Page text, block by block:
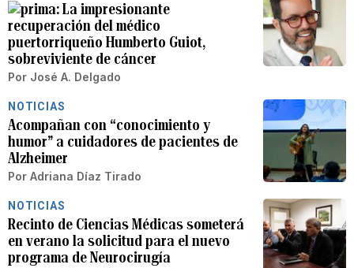
La impresionante
recuperación del médico
puertorriqueño Humberto Guiot,
sobreviviente de cáncer
Por José A. Delgado
NOTICIAS
Acompañan con “conocimiento y
humor” a cuidadores de pacientes de
Alzheimer
Por Adriana Díaz Tirado
NOTICIAS
Recinto de Ciencias Médicas someterá
en verano la solicitud para el nuevo
programa de Neurocirugía